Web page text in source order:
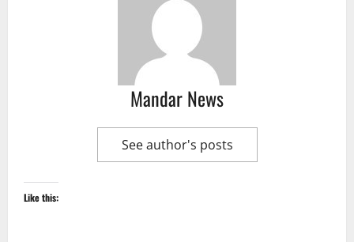
Mandar News
See author's posts
Like this: